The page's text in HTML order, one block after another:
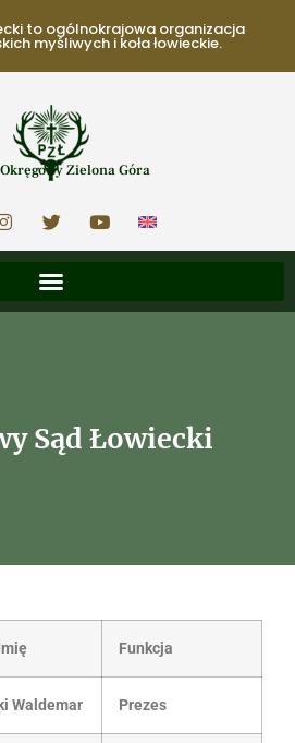
to ogólnokrajowa organizacja
myśliwych i koła łowieckie.
Zielona Góra
Sąd Łowiecki
Funkcja
Waldemar Prezes